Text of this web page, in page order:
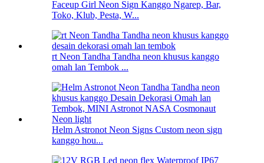
Faceup Girl Neon Sign Kanggo Ngarep, Bar,
Toko, Klub, Pesta, W...
rt Neon Tandha Tandha neon khusus kanggo
omah lan Tembok ...
Helm Astronot Neon Signs Custom neon sign
kanggo hou...